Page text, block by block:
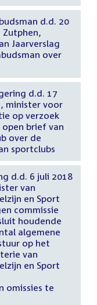
d.d. 20
Zutphen,
Jaarverslag
over
d.d. 17
minister voor
op verzoek
open brief van
over de
sportclubs
d.d. 6 juli 2018
van
en Sport
commissie
houdende
algemene
op het
van
en Sport
omissies te